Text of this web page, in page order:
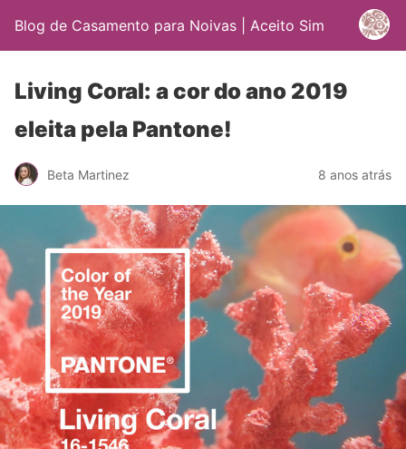
Blog de Casamento para Noivas | Aceito Sim
Living Coral: a cor do ano 2019
eleita pela Pantone!
Beta Martinez 8 anos atrás